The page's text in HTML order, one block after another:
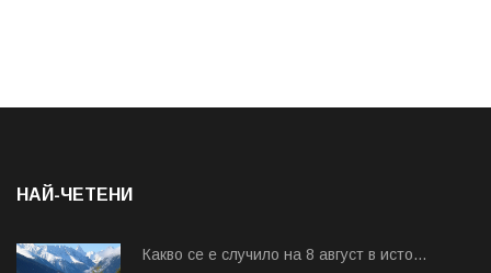
НАЙ-ЧЕТЕНИ
Какво се е случило на 8 август в исто...